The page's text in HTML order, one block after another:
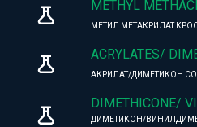
METHYL
МЕТИЛ МЕТАКРИЛАТ
ACRYLATES/
АКРИЛАТ/ДИМЕТИКОН
DIMETHICONE/
ДИМЕТИКОН/